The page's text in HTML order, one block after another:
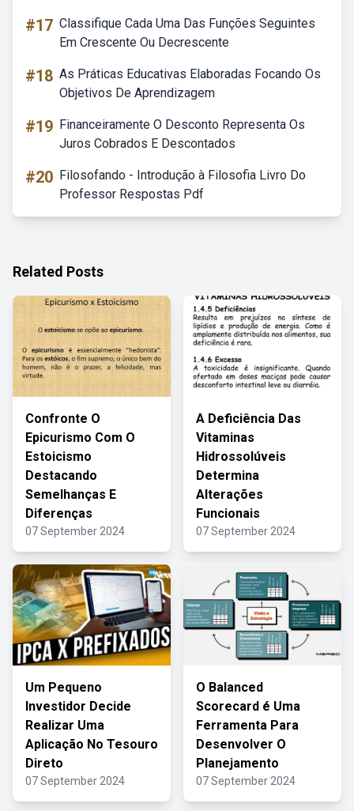
#17 Classifique Cada Uma Das Funções Seguintes
Em Crescente Ou Decrescente
#18 As Práticas Educativas Elaboradas Focando Os
Objetivos De Aprendizagem
#19 Financeiramente O Desconto Representa Os
Juros Cobrados E Descontados
#20 Filosofando - Introdução à Filosofia Livro Do
Professor Respostas Pdf
Related Posts
Confronte O
Epicurismo Com O
Estoicismo
Destacando
Semelhanças E
Diferenças
07 September 2024
A Deficiência Das
Vitaminas
Hidrossolúveis
Determina
Alterações
Funcionais
07 September 2024
Um Pequeno
Investidor Decide
Realizar Uma
Aplicação No Tesouro
Direto
07 September 2024
O Balanced
Scorecard é Uma
Ferramenta Para
Desenvolver O
Planejamento
07 September 2024